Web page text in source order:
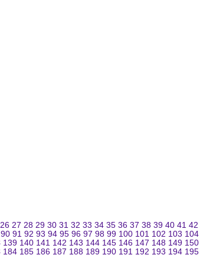
26 27 28 29 30 31 32 33 34 35 36 37 38 39 40 41 42
90 91 92 93 94 95 96 97 98 99 100 101 102 103 104
139 140 141 142 143 144 145 146 147 148 149 150
184 185 186 187 188 189 190 191 192 193 194 195